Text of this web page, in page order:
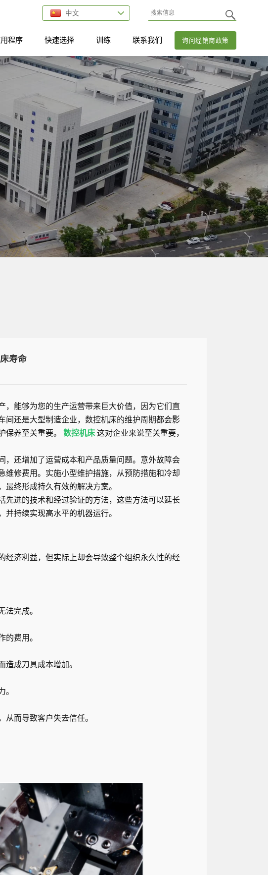
中文
询问经销商政策
程序 快速选择 训练 联系我们
寿命
，能够为您的生产运营带来巨大价值，因为它们直
间还是大型制造企业，数控机床的维护周期都会影
保养至关重要。 数控机床 这对企业来说至关重要，
，还增加了运营成本和产品质量问题。意外故障会
维修费用。实施小型维护措施，从预防措施和冷却
终形成持久有效的解决方案。
先进的技术和经过验证的方法，这些方法可以延长
持续实现高水平的机器运行。
经济利益，但实际上却会导致整个组织永久性的经
完成。
费用。
成刀具成本增加。
而导致客户失去信任。